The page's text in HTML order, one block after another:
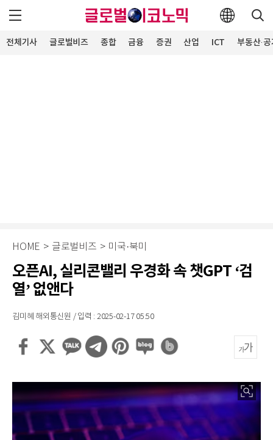
전체기사 글로벌비즈 종합 금융 증권 산업 ICT 부동산·
HOME > 글로벌비즈 > 미국·북미
오픈AI, 실리콘밸리 우경화 속 챗GPT ‘검
열’ 없앤다
김미혜 해외통신원 / 입력 : 2025-02-17 05:50